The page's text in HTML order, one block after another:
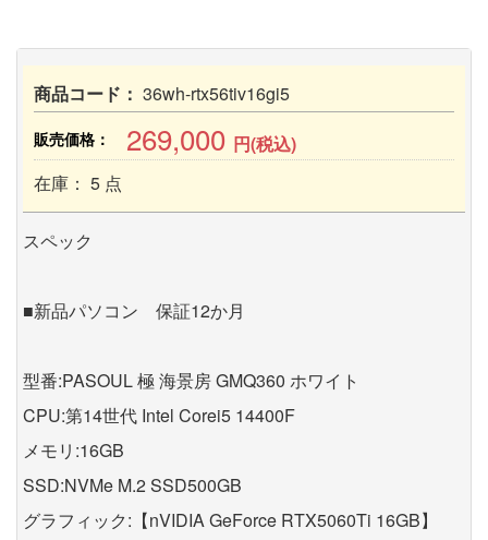
商品コード： 36wh-rtx56tiv16gi5
販売価格： 269,000 円(税込)
在庫： 5 点
スペック
■新品パソコン 保証12か月
型番:PASOUL 極 海景房 GMQ360 ホワイト
CPU:第14世代 Intel Corei5 14400F
メモリ:16GB
SSD:NVMe M.2 SSD500GB
グラフィック:【nVIDIA GeForce RTX5060Ti 16GB】